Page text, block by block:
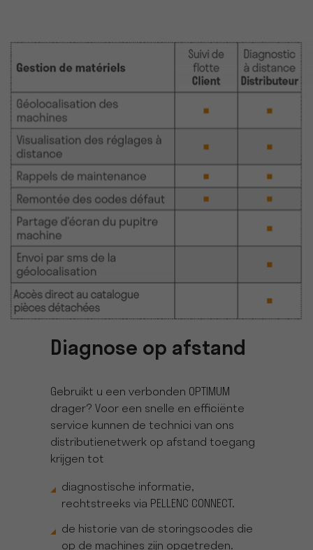
Diagnose op afstand
Gebruikt u een verbonden OPTIMUM
drager? Voor een snelle en efficiënte
service kunnen de technici van ons
distributienetwerk op afstand toegang
krijgen tot
diagnostische informatie,
rechtstreeks via PELLENC CONNECT.
de historie van de storingscodes die
op de machines zijn opgetreden.